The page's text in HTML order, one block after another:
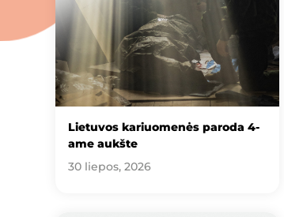
Lietuvos kariuomenės paroda 4-
ame aukšte
30 liepos, 2026